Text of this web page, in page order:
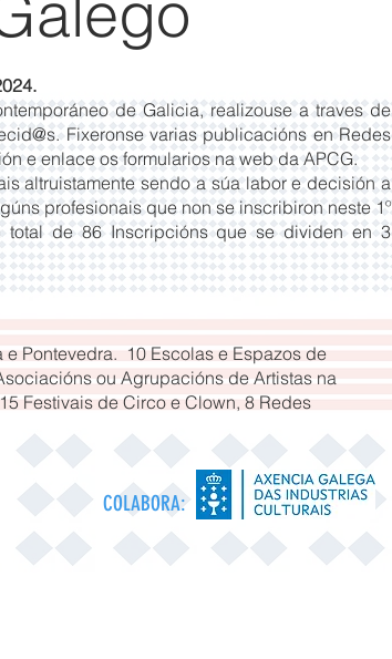
de Galicia, realizouse a traves de
Fixeronse varias publicacións en Redes
e enlace os formularios na web da APCG.
altruistamente sendo a súa labor e decisión a
profesionais que non se inscribiron neste 1º
total de 86 Inscripcións que se dividen en 3
Pontevedra. 10 Escolas e Espazos de
ou Agrupacións de Artistas na
Festivais de Circo e Clown, 8 Redes
COLABORA: